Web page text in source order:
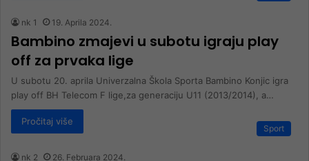
nk 1 19. Aprila 2024.
Bambino zmajevi u subotu igraju play
off za prvaka lige
U subotu 20. aprila Univerzalna Škola Sporta Bambino Konjic igra
play off BH Telecom F lige,za generaciju U11 (2013/2014), a…
Pročitaj više
Sport
nk 2 26. Februara 2024.